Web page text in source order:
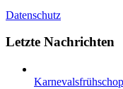
Datenschutz
Letzte Nachrichten